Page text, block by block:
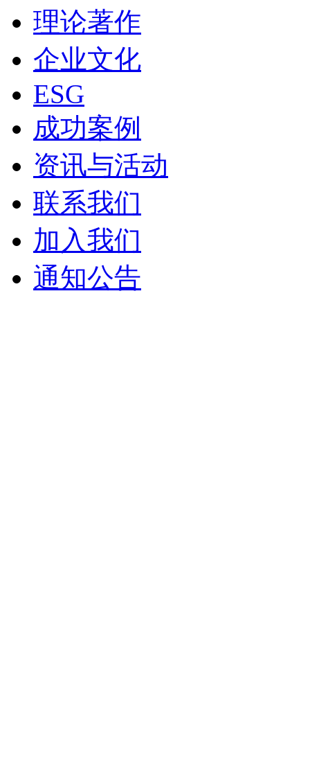
理论著作
企业文化
ESG
成功案例
资讯与活动
联系我们
加入我们
通知公告